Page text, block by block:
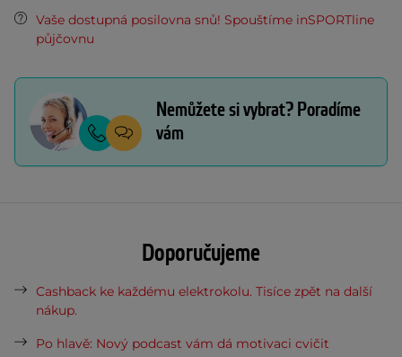
Vaše dostupná posilovna snů! Spouštíme inSPORTline
půjčovnu
Nemůžete si vybrat? Poradíme
vám
Doporučujeme
Cashback ke každému elektrokolu. Tisíce zpět na další
nákup.
Po hlavě: Nový podcast vám dá motivaci cvičit